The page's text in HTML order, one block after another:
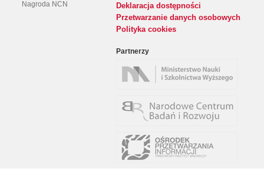
Nagroda NCN
Deklaracja dostępności
Przetwarzanie danych osobowych
Polityka cookies
Partnerzy